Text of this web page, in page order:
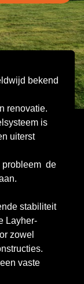
bekend
renovatie.
is
uiterst
probleem de
stabiliteit
Layher-
zowel
vaste